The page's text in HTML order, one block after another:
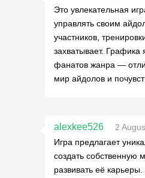
Это увлекательная
управлять своим
участников,
захватывает.
фанатов жанра —
мир айдолов и
alexkee526
2
Игра предлагает
создать собственную
развивать её